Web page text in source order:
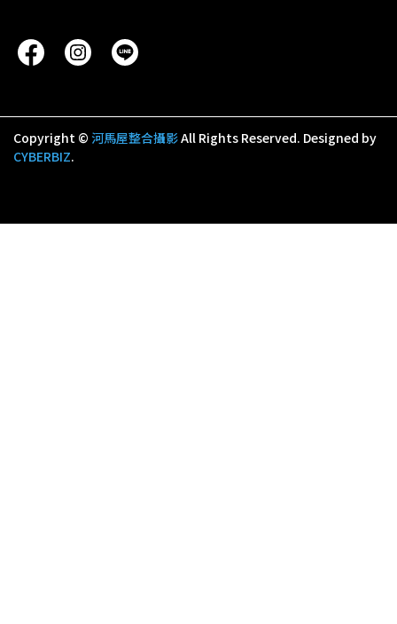
Copyright © 河馬屋整合攝影All Rights Reserved. Designed by
CYBERBIZ.